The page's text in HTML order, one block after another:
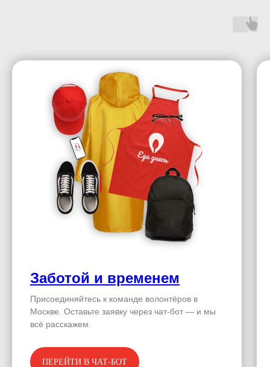
Заботой и временем
Присоединяйтесь к команде волонтёров в
Москве. Оставьте заявку через чат-бот — и мы
всё расскажем.
ПЕРЕЙТИ В ЧАТ-БОТ